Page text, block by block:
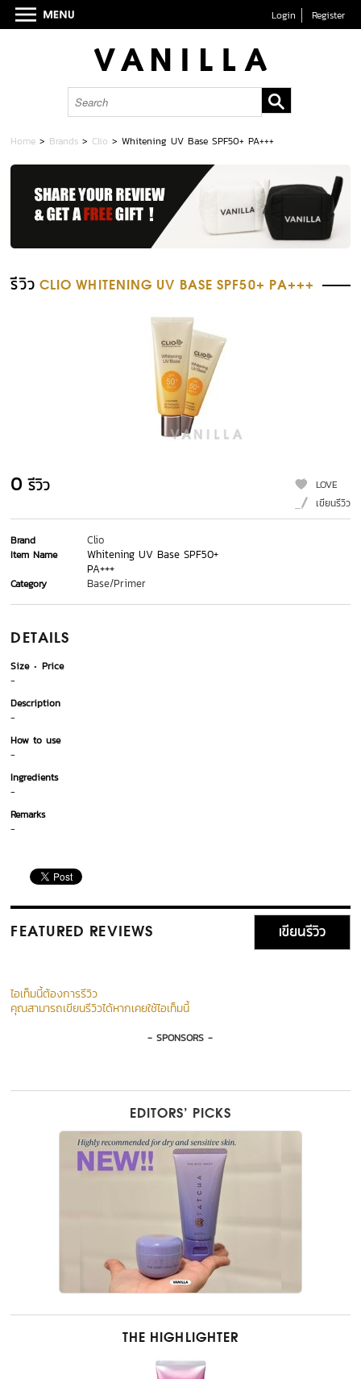
Login Register
Home > Brands > Clio >Whitening UV Base SPF50+ PA+++
รีวิว CLIO WHITENING UV BASE SPF50+ PA+++
0 รีวิว
LOVE
เขียนรีวิว
Brand Clio
Item Name
Whitening UV Base SPF50+
PA+++
Category Base/Primer
DETAILS
Size
Price
-
Description
-
How to use
-
Ingredients
-
Remarks
-
FEATURED REVIEWS เขียนรีวิว
ไอเท็มนี้ต้องการรีวิว
คุณสามารถเขียนรีวิวได้หากเคยใช้ไอเท็มนี้
- SPONSORS -
EDITORS’ PICKS
THE HIGHLIGHTER